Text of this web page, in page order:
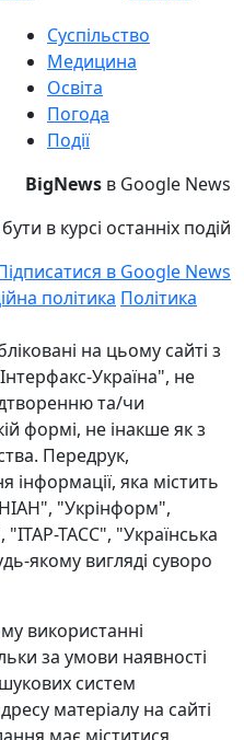
Суспільство
Медицина
Освіта
Погода
Події
BigNews в Google News
в курсі останніх подій
в Google News
політика Політика
на цьому сайті з
Україна", не
та/чи
формі, не інакше як з
Передрук,
інформації, яка містить
"Укрінформ",
ТАСС", "Українська
якому вигляді суворо
використанні
за умови наявності
систем
матеріалу на сайті